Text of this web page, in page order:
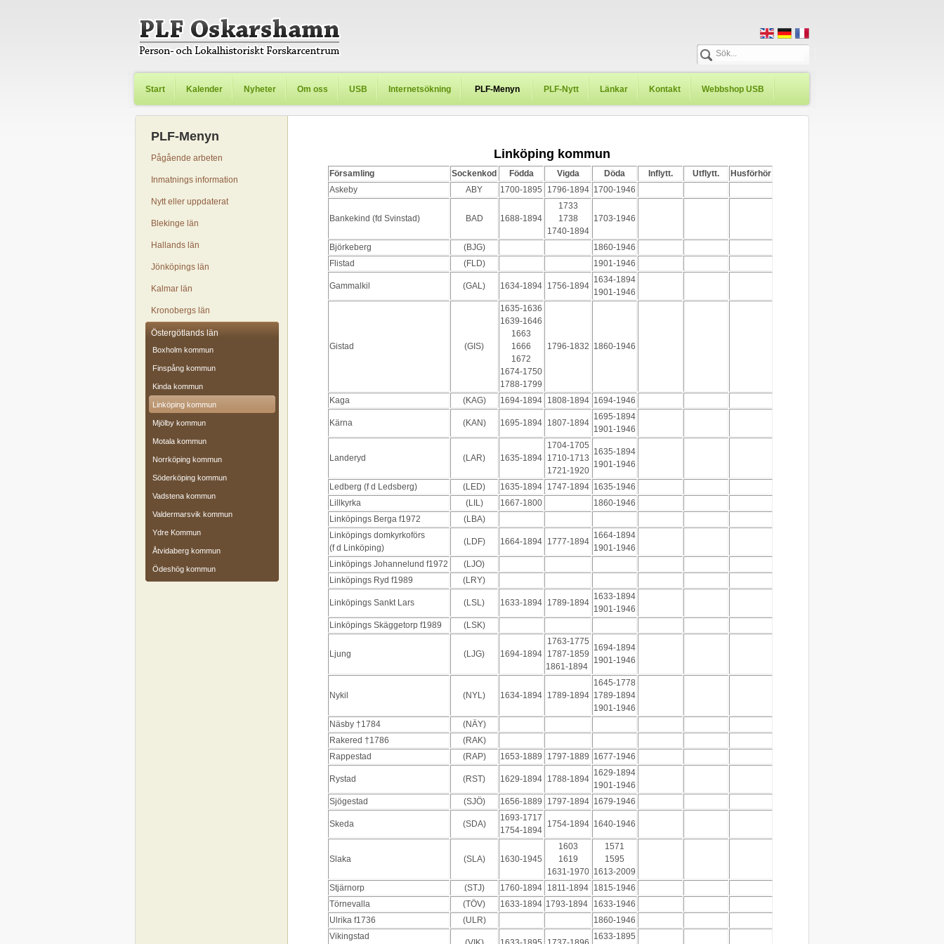
Start Kalender Nyheter Om oss USB Internetsökning PLF-Menyn PLF-Nytt Länkar Kontakt Webbshop USB
PLF-Menyn
Pågående arbeten
Inmatnings information
Nytt eller uppdaterat
Blekinge län
Hallands län
Jönköpings län
Kalmar län
Kronobergs län
Östergötlands län
Boxholm kommun
Finspång kommun
Kinda kommun
Linköping kommun
Mjölby kommun
Motala kommun
Norrköping kommun
Söderköping kommun
Vadstena kommun
Valdermarsvik kommun
Ydre Kommun
Åtvidaberg kommun
Ödeshög kommun
Linköping kommun
Församling Sockenkod Födda Vigda Döda Inflytt. Utflytt.
Husförhör
Askeby
ABY 1700-1895 1796-1894 1700-1946
Bankekind (fd Svinstad) BAD 1688-1894
1733
1738
1740-1894
1703-1946
Björkeberg (BJG)
1860-1946
Flistad
(FLD) 1901-1946
Gammalkil (GAL) 1634-1894 1756-1894
1634-1894
1901-1946
Gistad (GIS)
1635-1636
1639-1646
1663
1666
1672
1674-1750
1788-1799
1796-1832 1860-1946
Kaga (KAG) 1694-1894 1808-1894 1694-1946
Kärna (KAN) 1695-1894 1807-1894
1695-1894
1901-1946
Landeryd (LAR) 1635-1894
1704-1705
1710-1713
1721-1920
1635-1894
1901-1946
Ledberg (f d Ledsberg) (LED) 1635-1894 1747-1894 1635-1946
Lillkyrka
(LIL) 1667-1800
1860-1946
Linköpings Berga f1972
(LBA)
Linköpings domkyrkoförs
(f d Linköping)
(LDF) 1664-1894 1777-1894
1664-1894
1901-1946
Linköpings Johannelund f1972
(LJO)
Linköpings Ryd f1989
(LRY)
Linköpings Sankt Lars (LSL) 1633-1894 1789-1894
1633-1894
1901-1946
Linköpings Skäggetorp f1989
(LSK)
Ljung (LJG) 1694-1894
1763-1775
1787-1859
1861-1894
1694-1894
1901-1946
Nykil (NYL) 1634-1894 1789-1894
1645-1778
1789-1894
1901-1946
Näsby †1784
(NÄY)
Rakered †1786
(RAK)
Rappestad
(RAP) 1653-1889 1797-1889 1677-1946
Rystad (RST) 1629-1894 1788-1894
1629-1894
1901-1946
Sjögestad
(SJÖ) 1656-1889 1797-1894 1679-1946
Skeda (SDA)
1693-1717
1754-1894
1754-1894 1640-1946
Slaka (SLA) 1630-1945
1603
1619
1631-1970
1571
1595
1613-2009
Stjärnorp
(STJ) 1760-1894 1811-1894 1815-1946
Törnevalla
(TÖV) 1633-1894 1793-1894
1633-1946
Ulrika f1736
(ULR)
1860-1946
Vikingstad
1633-1895